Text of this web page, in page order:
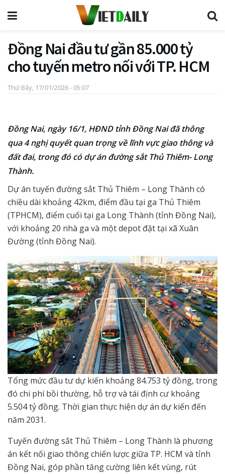
Đồng Nai đầu tư gần 85.000 tỷ
cho tuyến metro nối với TP. HCM
Thứ Bảy, 17/01/2026 - 05:07
Đồng Nai, ngày 16/1, HĐND tỉnh Đồng Nai đã thông
qua 4 nghị quyết quan trọng về lĩnh vực giao thông và
đất đai, trong đó có dự án đường sắt Thủ Thiêm- Long
Thành.
Dự án tuyến đường sắt Thủ Thiêm – Long Thành có
chiều dài khoảng 42km, điểm đầu tại ga Thủ Thiêm
(TPHCM), điểm cuối tại ga Long Thành (tỉnh Đồng Nai),
với khoảng 20 nhà ga và một depot đặt tại xã Xuân
Đường (tỉnh Đồng Nai).
Tổng mức đầu tư dự kiến khoảng 84.753 tỷ đồng, trong
đó chi phí bồi thường, hỗ trợ và tái định cư khoảng
5.504 tỷ đồng. Thời gian thực hiện dự án dự kiến đến
năm 2031.
Tuyến đường sắt Thủ Thiêm – Long Thành là phương
án kết nối giao thông chiến lược giữa TP. HCM và tỉnh
Đồng Nai, góp phần tăng cường liên kết vùng, rút